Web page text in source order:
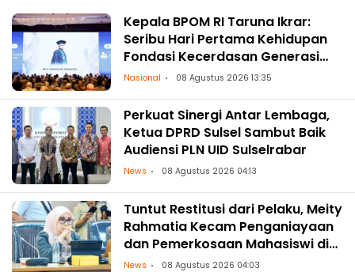
Kepala BPOM RI Taruna Ikrar:
Seribu Hari Pertama Kehidupan
Fondasi Kecerdasan Generasi
Masa Depan
Nasional 08 Agustus 2026 13:35
Perkuat Sinergi Antar Lembaga,
Ketua DPRD Sulsel Sambut Baik
Audiensi PLN UID Sulselrabar
News 08 Agustus 2026 04:13
Tuntut Restitusi dari Pelaku, Meity
Rahmatia Kecam Penganiayaan
dan Pemerkosaan Mahasiswi di
Makassar
News 08 Agustus 2026 04:03